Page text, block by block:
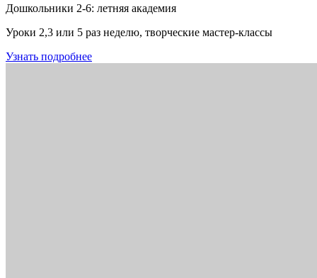
Дошкольники 2-6: летняя академия
Уроки 2,3 или 5 раз неделю, творческие мастер-классы
Узнать подробнее